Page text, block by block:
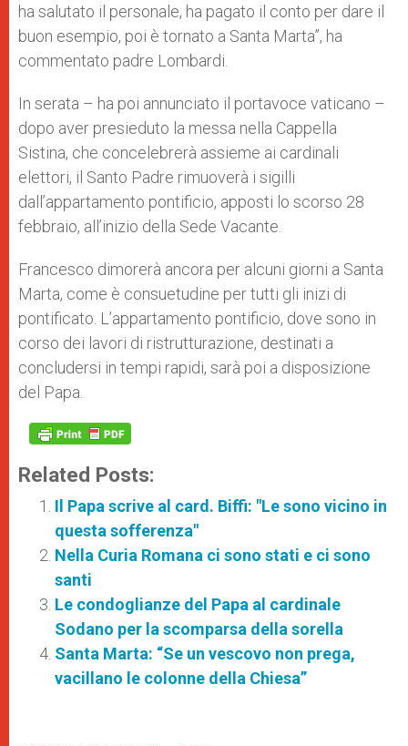
ha salutato il personale, ha pagato il conto per dare il
buon esempio, poi è tornato a Santa Marta”, ha
commentato padre Lombardi.
In serata – ha poi annunciato il portavoce vaticano –
dopo aver presieduto la messa nella Cappella
Sistina, che concelebrerà assieme ai cardinali
elettori, il Santo Padre rimuoverà i sigilli
dall’appartamento pontificio, apposti lo scorso 28
febbraio, all’inizio della Sede Vacante.
Francesco dimorerà ancora per alcuni giorni a Santa
Marta, come è consuetudine per tutti gli inizi di
pontificato. L’appartamento pontificio, dove sono in
corso dei lavori di ristrutturazione, destinati a
concludersi in tempi rapidi, sarà poi a disposizione
del Papa.
Related Posts:
Il Papa scrive al card. Biffi: "Le sono vicino in
questa sofferenza"
Nella Curia Romana ci sono stati e ci sono
santi
Le condoglianze del Papa al cardinale
Sodano per la scomparsa della sorella
Santa Marta: “Se un vescovo non prega,
vacillano le colonne della Chiesa”